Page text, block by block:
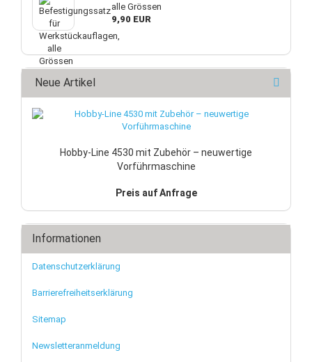
alle Grössen
9,90 EUR
Neue Artikel
Hobby-Line 4530 mit Zubehör – neuwertige
Vorführmaschine
Preis auf Anfrage
Informationen
Datenschutzerklärung
Barrierefreiheitserklärung
Sitemap
Newsletteranmeldung